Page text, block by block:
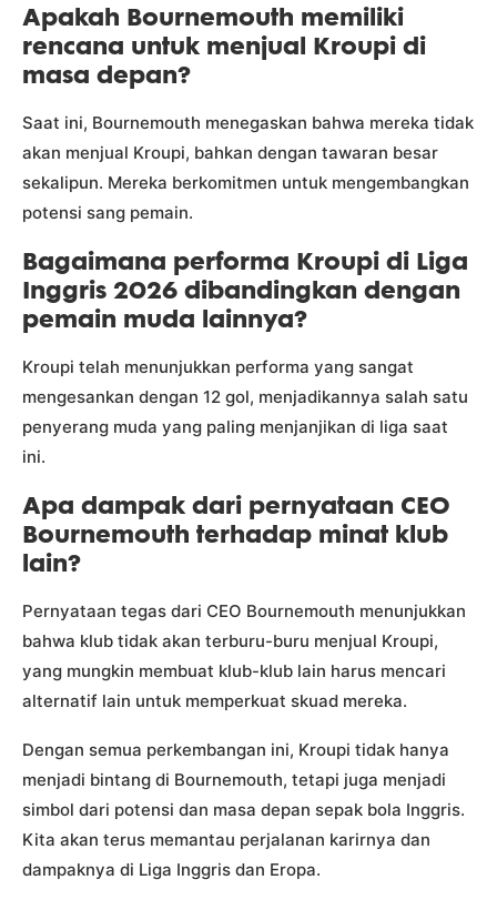
Apakah Bournemouth memiliki
rencana untuk menjual Kroupi di
masa depan?
Saat ini, Bournemouth menegaskan bahwa mereka tidak
akan menjual Kroupi, bahkan dengan tawaran besar
sekalipun. Mereka berkomitmen untuk mengembangkan
potensi sang pemain.
Bagaimana performa Kroupi di Liga
Inggris 2026 dibandingkan dengan
pemain muda lainnya?
Kroupi telah menunjukkan performa yang sangat
mengesankan dengan 12 gol, menjadikannya salah satu
penyerang muda yang paling menjanjikan di liga saat
ini.
Apa dampak dari pernyataan CEO
Bournemouth terhadap minat klub
lain?
Pernyataan tegas dari CEO Bournemouth menunjukkan
bahwa klub tidak akan terburu-buru menjual Kroupi,
yang mungkin membuat klub-klub lain harus mencari
alternatif lain untuk memperkuat skuad mereka.
Dengan semua perkembangan ini, Kroupi tidak hanya
menjadi bintang di Bournemouth, tetapi juga menjadi
simbol dari potensi dan masa depan sepak bola Inggris.
Kita akan terus memantau perjalanan karirnya dan
dampaknya di Liga Inggris dan Eropa.